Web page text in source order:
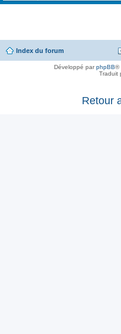
Index du forum
Développé parphpBB®
Traduit
Retour